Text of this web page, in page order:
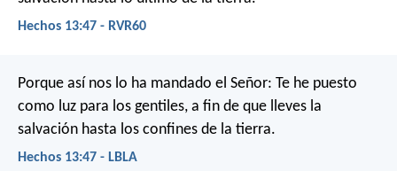
Hechos 13:47 - RVR60
Porque así nos lo ha mandado el Señor: Te he puesto
como luz para los gentiles, a fin de que lleves la
salvación hasta los confines de la tierra.
Hechos 13:47 - LBLA